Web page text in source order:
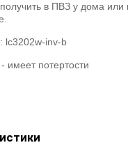
в ПВЗ у дома или
lc3202w-inv-b
имеет потертости